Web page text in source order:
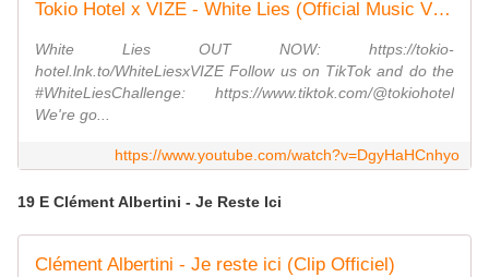
Tokio Hotel x VIZE - White Lies (Official Music Video)
White Lies OUT NOW: https://tokio-
hotel.lnk.to/WhiteLiesxVIZE Follow us on TikTok and do the
#WhiteLiesChallenge: https://www.tiktok.com/@tokiohotel
We're go...
https://www.youtube.com/watch?v=DgyHaHCnhyo
19 E Clément Albertini - Je Reste Ici
Clément Albertini - Je reste ici (Clip Officiel)